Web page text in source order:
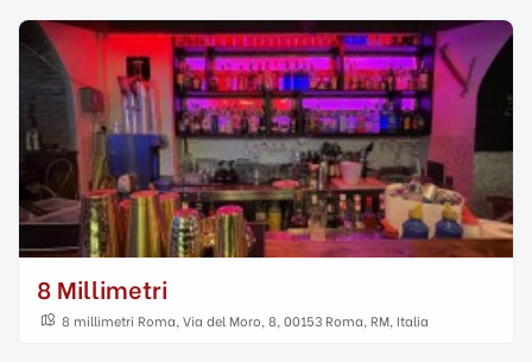
8 Millimetri
8 millimetri Roma, Via del Moro, 8, 00153 Roma, RM, Italia